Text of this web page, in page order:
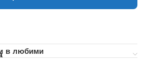
в любими